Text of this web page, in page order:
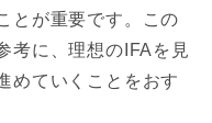
とが重要です。この
考に、理想のIFAを見
めていくことをおす